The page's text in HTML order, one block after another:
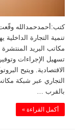
كتب:أحمدحمدالله وقّعت
تنمية التجارة
مكاتب البريد
تسهيل الإجراءات
الاقتصادية. ويتيح
التجاري عبر شبكة
بالقرب …
أكمل القراءة »